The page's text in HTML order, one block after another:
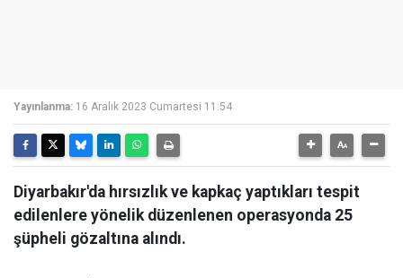
Yayınlanma: 16 Aralık 2023 Cumartesi 11:54
Diyarbakır'da hırsızlık ve kapkaç yaptıkları tespit
edilenlere yönelik düzenlenen operasyonda 25
şüpheli gözaltına alındı.